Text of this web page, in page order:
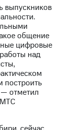
выпускников
общение
цифровые
над
построить
отметил
МТС